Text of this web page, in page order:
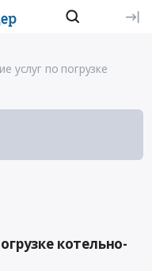
услуг по погрузке
котельно-